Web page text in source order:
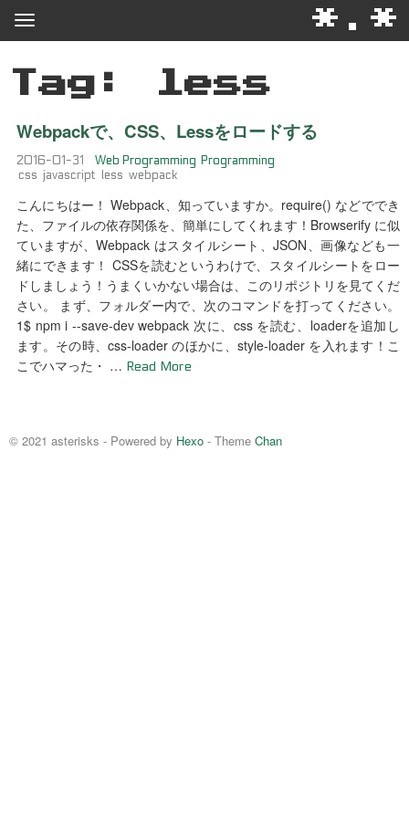
*.*
Tag: less
Webpackで、CSS、Lessをロードする
2016-01-31 Web Programming Programming
css javascript less webpack
こんにちはー！ Webpack、知っていますか。require() などででき
た、ファイルの依存関係を、簡単にしてくれます！Browserify に似
ていますが、Webpack はスタイルシート、JSON、画像なども一
緒にできます！ CSSを読むというわけで、スタイルシートをロー
ドしましょう！うまくいかない場合は、このリポジトリを見てくだ
さい。 まず、フォルダー内で、次のコマンドを打ってください。
1$ npm i --save-dev webpack 次に、css を読む、loaderを追加し
ます。その時、css-loader のほかに、style-loader を入れます！こ
こでハマった・ … Read More
© 2021 asterisks - Powered by Hexo - Theme Chan